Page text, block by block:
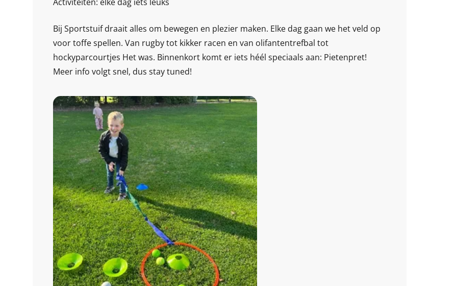
Bij Sportstuif draait alles om bewegen en plezier maken. Elke dag gaan we het veld op
voor toffe spellen. Van rugby tot kikker racen en van olifantentrefbal tot
hockyparcourtjes Het was. Binnenkort komt er iets héél speciaals aan: Pietenpret!
Meer info volgt snel, dus stay tuned!